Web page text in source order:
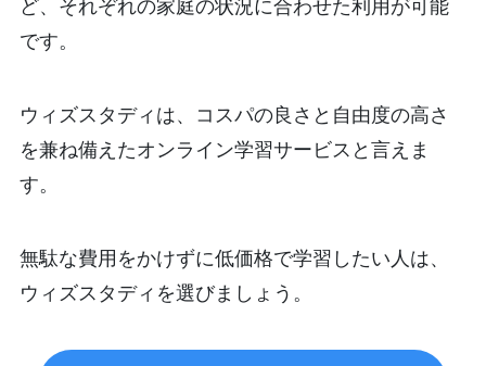
ど、それぞれの家庭の状況に合わせた利用が可能
です。
ウィズスタディは、コスパの良さと自由度の高さ
を兼ね備えたオンライン学習サービスと言えま
す。
無駄な費用をかけずに低価格で学習したい人は、
ウィズスタディを選びましょう。